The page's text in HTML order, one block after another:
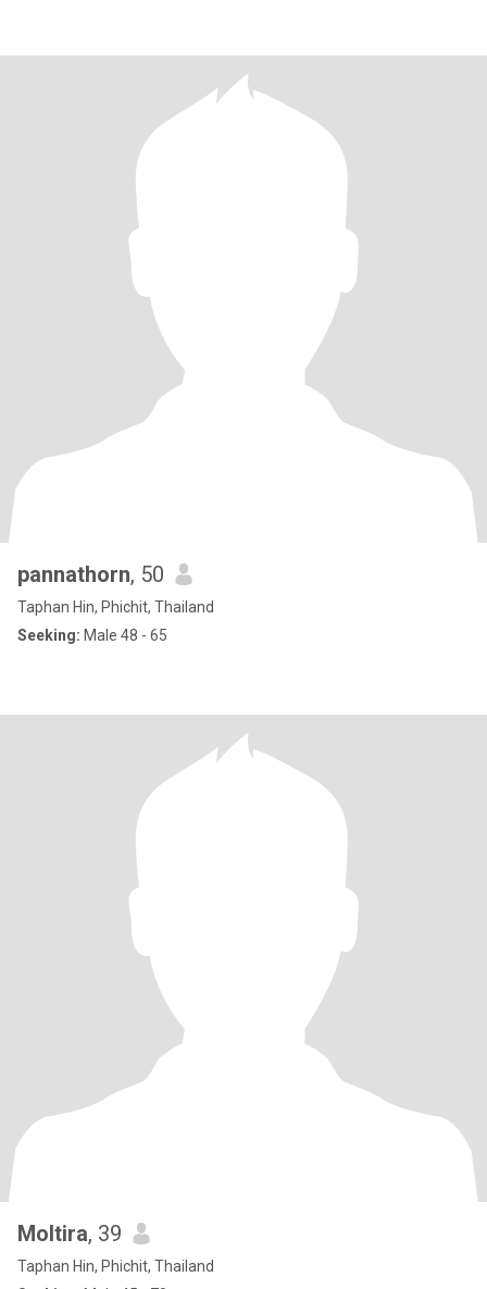
pannathorn, 50
Taphan Hin, Phichit, Thailand
Seeking: Male 48 - 65
Moltira, 39
Taphan Hin, Phichit, Thailand